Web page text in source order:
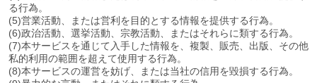
る行為。
(5)営業活動、または営利を目的とする情報を提供する行為。
(6)政治活動、選挙活動、宗教活動、またはそれらに類する行為。
(7)本サービスを通じて入手した情報を、複製、販売、出版、その他
私的利用の範囲を超えて使用する行為。
(8)本サービスの運営を妨げ、または当社の信用を毀損する行為。